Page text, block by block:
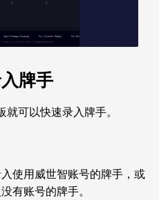
牌手
可以快速录入牌手。
使用威世智账号的牌手，或
有账号的牌手。